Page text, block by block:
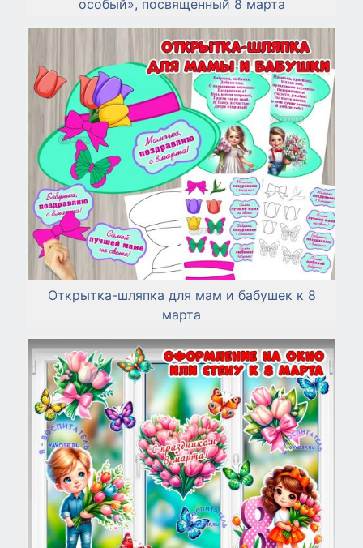
особый», посвященный 8 марта
Открытка-шляпка для мам и бабушек к 8
марта